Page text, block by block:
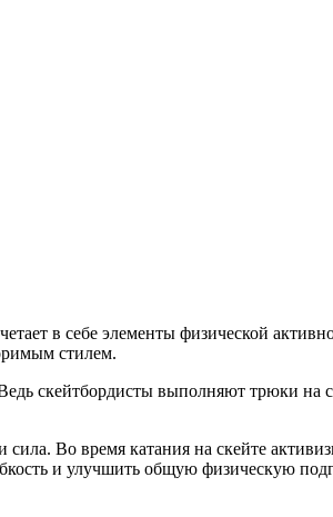
в себе элементы физической
стилем.
скейтбордисты выполняют трюки на
Во время катания на скейте
и улучшить общую физическую